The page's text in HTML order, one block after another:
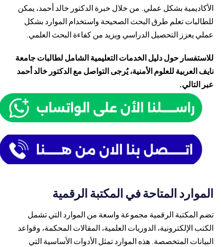
الأكاديمية بشكل عملي. من خلال خبرة الدكتور خالد أحمد، يمكن
للطالبات تعلم طرق البحث الصحيحة واستخدام الموارد بشكل
عملي يعزز التحصيل الدراسي ويزيد من كفاءة البحث العلمي.
للاستفسار حول دليل الخدمات التعليمية الشامل لطالبات جامعة
نايف العربية للعلوم الأمنية، يُرجى التواصل مع الدكتور خالد أحمد
عبر التالي.
الموارد المتاحة في المكتبة الرقمية
تضم المكتبة الرقمية مجموعة واسعة من الموارد التي تشمل
الكتب الإلكترونية، الدوريات العلمية، المقالات المحكمة، وقواعد
البيانات المتخصصة. هذه الموارد تمثل الأدوات الأساسية التي